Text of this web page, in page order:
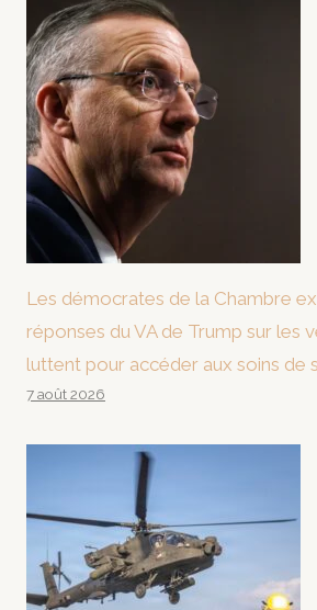
Les démocrates de la Chambre
réponses du VA de Trump sur les
luttent pour accéder aux soins de
7 août 2026